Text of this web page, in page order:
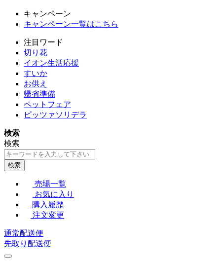
キャンペーン
キャンペーン一覧はこちら
注目ワード
切り花
イオン生活応援
すいか
お供え
帰省準備
ペットフェア
ピッツァソリデラ
検索
検索
検索
売場一覧
お気に入り
購入履歴
注文変更
通常配送便
先取り配送便